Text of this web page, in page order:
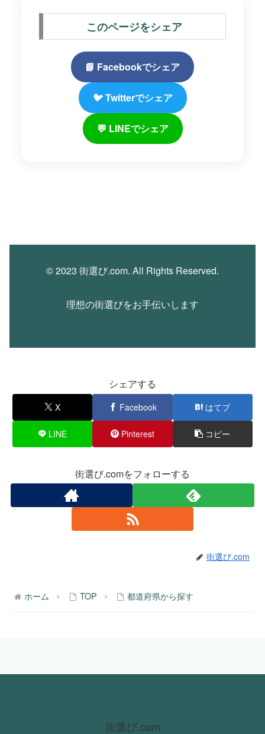
このページをシェア
📘 Facebookでシェア
🐦 Twitterでシェア
💬 LINEでシェア
© 2023 街選び.com. All Rights Reserved.
理想の街選びをお手伝いします
シェアする
X Facebook はてブ
LINE Pinterest コピー
街選び.comをフォローする
街選び.com
ホーム TOP 都道府県から探す
街選び.com